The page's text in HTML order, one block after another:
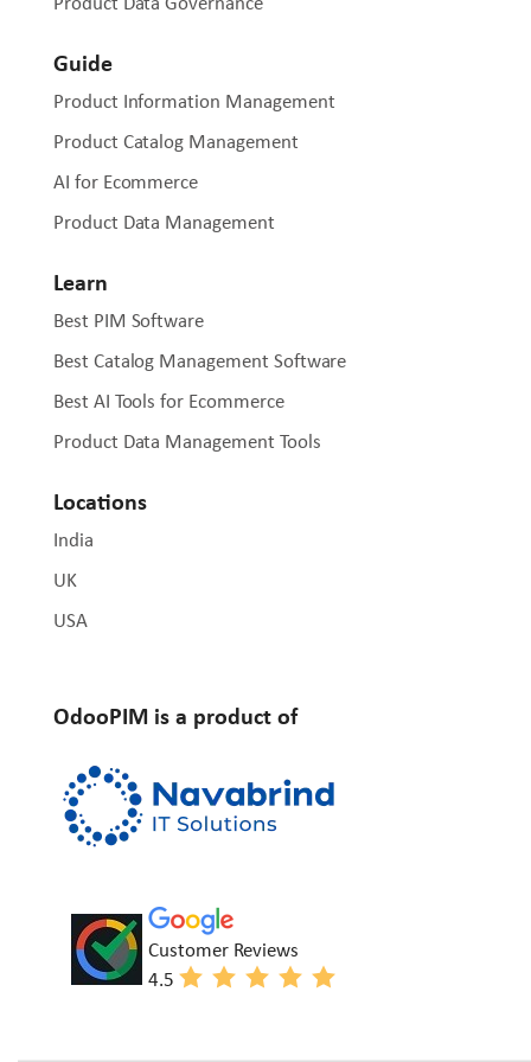
Guide
Product Information Management
Product Catalog Management
AI for Ecommerce
Product Data Management
Learn
Best PIM Software
Best Catalog Management Software
Best AI Tools for Ecommerce
Product Data Management Tools
Locations
India
UK
USA
OdooPIM is a product of
Customer Reviews
4.5